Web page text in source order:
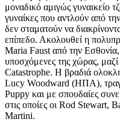
μοναδικό αμιγώς γυναικείο
γυναίκες που αντλούν από
δεν σταματούν να
επίπεδο. Ακολουθεί η
Maria Faust από την Εσθονία,
υποσχόμενες της χώρας,
Catastrophe. Η βραδιά
Lucy Woodward (ΗΠΑ),
Puppy και με σπουδαίες
στις οποίες οι Rod Stewart,
Martini.